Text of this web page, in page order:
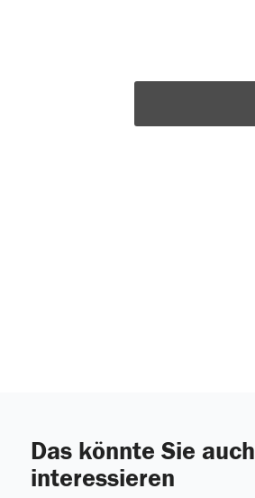
Das könnte Sie auch
interessieren